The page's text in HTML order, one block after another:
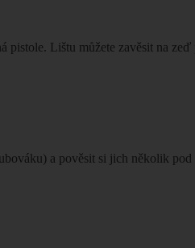
pistole. Lištu můžete zavěsit na zeď
a pověsit si jich několik pod